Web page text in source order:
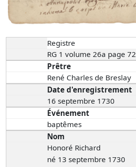
Registre
RG 1 volume 26a page 72
Prêtre
René Charles de Breslay
Date d'enregistrement
16 septembre 1730
Événement
baptêmes
Nom
Honoré Richard
né 13 septembre 1730